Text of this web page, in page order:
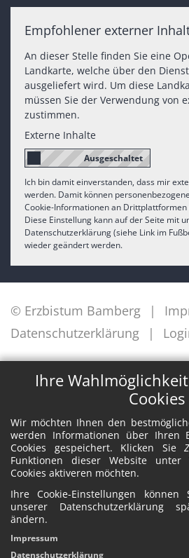
Ihre
Cookies
Wir möchten Ihnen den
werden Informationen über Ihren
Cookies gespeichert. Klicken Sie
Funktionen dieser Website unter
Cookies aktiveren möchten.
Ihre Cookie-Einstellungen
unserer Datenschutzerklärung
ändern.
Impressum
Datenschutzerklärung
Empfohlener externer
An dieser Stelle finden Sie eine
Landkarte, welche über den
ausgeliefert wird. Um diese
müssen Sie der Verwendung von
zustimmen.
Externe Inhalte
Ich bin damit einverstanden, dass mir
werden. Damit können
Cookie-Informationen an
Diese Einstellung kann auf der Seite mit
Datenschutzerklärung (siehe Link im
wieder geändert werden.
© Erzbistum Bamberg
Datenschutzerklärung